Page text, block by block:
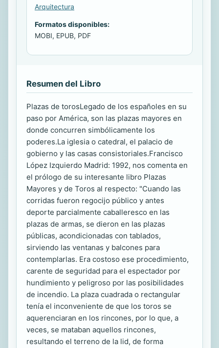
Arquitectura
Formatos disponibles:
MOBI, EPUB, PDF
Resumen del Libro
Plazas de torosLegado de los españoles en su
paso por América, son las plazas mayores en
donde concurren simbólicamente los
poderes.La iglesia o catedral, el palacio de
gobierno y las casas consistoriales.Francisco
López Izquierdo Madrid: 1992, nos comenta en
el prólogo de su interesante libro Plazas
Mayores y de Toros al respecto: "Cuando las
corridas fueron regocijo público y antes
deporte parcialmente caballeresco en las
plazas de armas, se dieron en las plazas
públicas, acondicionadas con tablados,
sirviendo las ventanas y balcones para
contemplarlas. Era costoso ese procedimiento,
carente de seguridad para el espectador por
hundimiento y peligroso por las posibilidades
de incendio. La plaza cuadrada o rectangular
tenía el inconveniente de que los toros se
aquerenciaran en los rincones, por lo que, a
veces, se mataban aquellos rincones,
resultando el terreno de la lid, de forma